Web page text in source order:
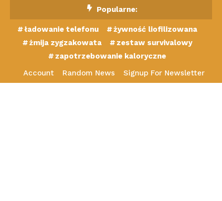
Content
Popularne:
ładowanie telefonu
żywność liofilizowana
żmija zygzakowata
zestaw survivalowy
zapotrzebowanie kaloryczne
Account
Random News Signup For Newsletter